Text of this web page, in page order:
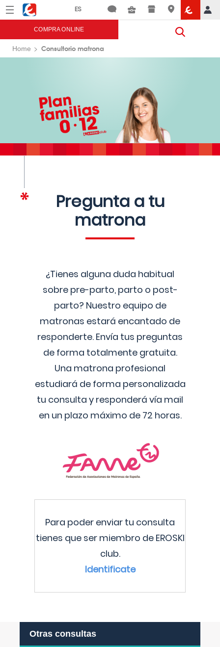
Menú Eroski
COMPRA ONLINE
Home Consultorio matrona
Pregunta a tu
matrona
¿Tienes alguna duda habitual
sobre pre-parto, parto o post-
parto? Nuestro equipo de
matronas estará encantado de
responderte. Envía tus preguntas
de forma totalmente gratuita.
Una matrona profesional
estudiará de forma personalizada
tu consulta y responderá vía mail
en un plazo máximo de 72 horas.
Para poder enviar tu consulta
tienes que ser miembro de EROSKI
club.
Identificate
Otras consultas